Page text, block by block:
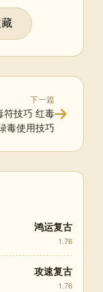
下一篇
符技巧 红毒
毒使用技巧
鸿运复古
1.76
攻速复古
1.76